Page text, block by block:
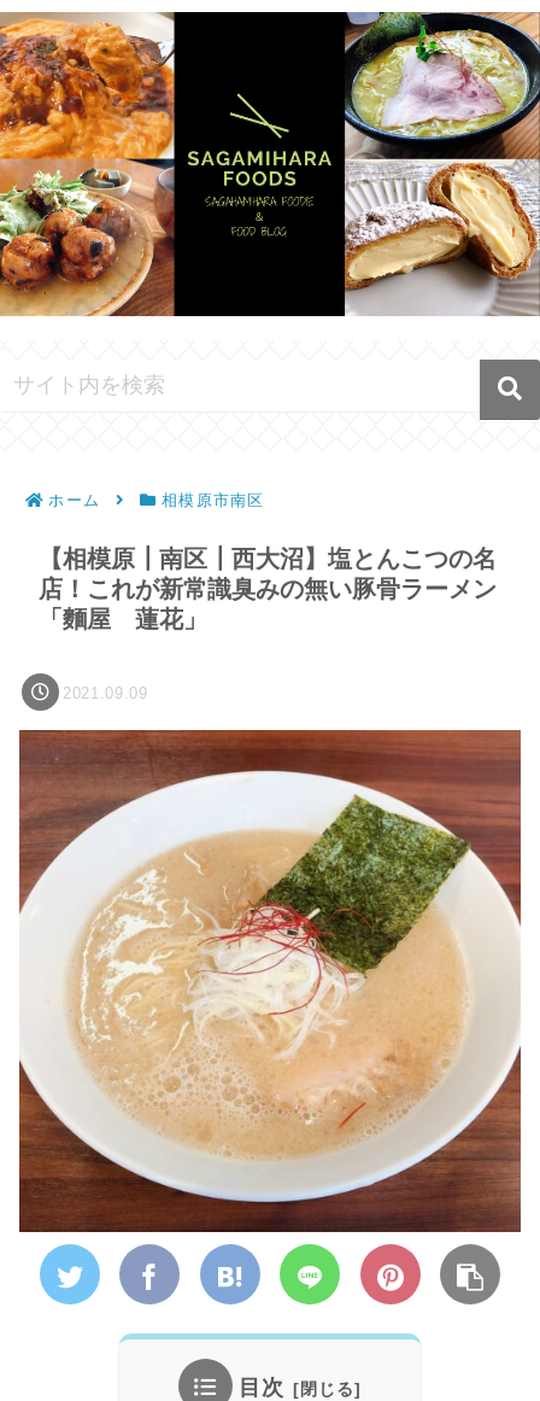
ホーム 相模原市南区
【相模原┃南区┃西大沼】塩とんこつの名
店！これが新常識臭みの無い豚骨ラーメン
「麵屋 蓮花」
2021.09.09
目次